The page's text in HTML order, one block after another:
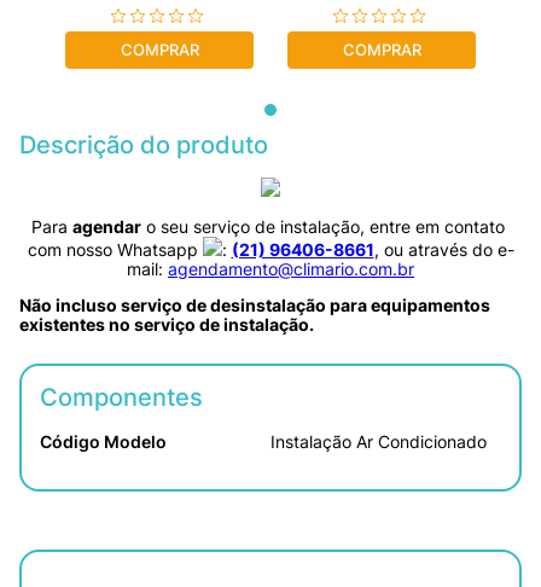
COMPRAR COMPRAR
Descrição do produto
Para agendar o seu serviço de instalação, entre em contato
com nosso Whatsapp
: (21) 96406-8661, ou através do e-
mail: agendamento@climario.com.br
Não incluso serviço de desinstalação para equipamentos
existentes no serviço de instalação.
Componentes
Código Modelo Instalação Ar Condicionado